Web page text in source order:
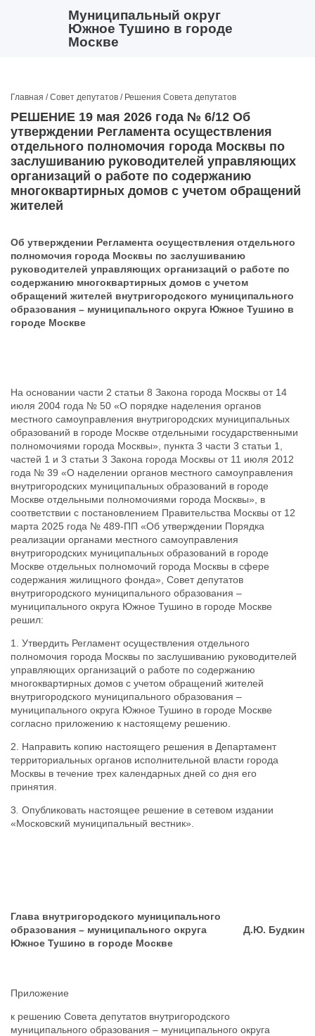
Муниципальный округ
Южное Тушино в городе
Москве
Главная /Совет депутатов / Решения Совета депутатов
РЕШЕНИЕ 19 мая 2026 года № 6/12 Об
утверждении Регламента осуществления
отдельного полномочия города Москвы по
заслушиванию руководителей управляющих
организаций о работе по содержанию
многоквартирных домов с учетом обращений
жителей
Об утверждении Регламента осуществления отдельного
полномочия города Москвы по заслушиванию
руководителей управляющих организаций о работе по
содержанию многоквартирных домов с учетом
обращений жителей внутригородского муниципального
образования – муниципального округа Южное Тушино в
городе Москве
На основании части 2 статьи 8 Закона города Москвы от 14
июля 2004 года № 50 «О порядке наделения органов
местного самоуправления внутригородских муниципальных
образований в городе Москве отдельными государственными
полномочиями города Москвы», пункта 3 части 3 статьи 1,
частей 1 и 3 статьи 3 Закона города Москвы от 11 июля 2012
года № 39 «О наделении органов местного самоуправления
внутригородских муниципальных образований в городе
Москве отдельными полномочиями города Москвы», в
соответствии с постановлением Правительства Москвы от 12
марта 2025 года № 489-ПП «Об утверждении Порядка
реализации органами местного самоуправления
внутригородских муниципальных образований в городе
Москве отдельных полномочий города Москвы в сфере
содержания жилищного фонда», Совет депутатов
внутригородского муниципального образования –
муниципального округа Южное Тушино в городе Москве
решил:
1. Утвердить Регламент осуществления отдельного
полномочия города Москвы по заслушиванию руководителей
управляющих организаций о работе по содержанию
многоквартирных домов с учетом обращений жителей
внутригородского муниципального образования –
муниципального округа Южное Тушино в городе Москве
согласно приложению к настоящему решению.
2. Направить копию настоящего решения в Департамент
территориальных органов исполнительной власти города
Москвы в течение трех календарных дней со дня его
принятия.
3 Опубликовать настоящее решение в сетевом издании
«Московский муниципальный вестник».
Глава внутригородского муниципального
образования – муниципального округа
Южное Тушино в городе Москве
Д.Ю. Будкин
Приложение
к решению Совета депутатов внутригородского
муниципального образования – муниципального округа